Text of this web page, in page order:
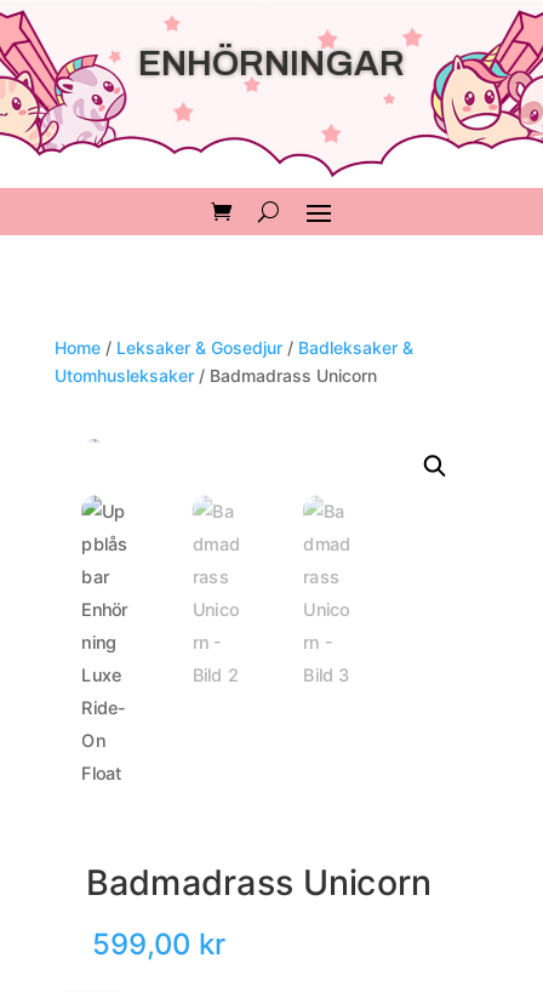
ENHÖRNINGAR
Home/ Leksaker & Gosedjur/ Badleksaker &
Utomhusleksaker/ Badmadrass Unicorn
Badmadrass Unicorn
599,00 kr